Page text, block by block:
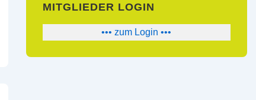
MITGLIEDER LOGIN
••• zum Login •••